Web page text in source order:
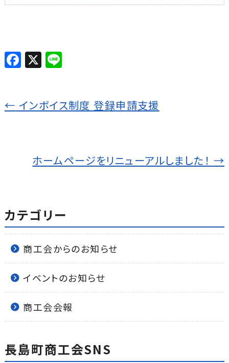
F
a
e
X Li
← インボイス制度 登録申請支援
ホームページをリニューアルしました！ →
カテゴリー
商工会からのお知らせ
イベントのお知らせ
商工会会報
長島町商工会SNS